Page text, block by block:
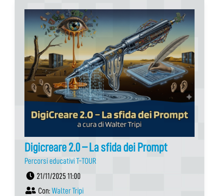
Digicreare 2.0 – La sfida dei Prompt
Percorsi educativi T-TOUR
21/11/2025 11:00
Con: Walter Tripi